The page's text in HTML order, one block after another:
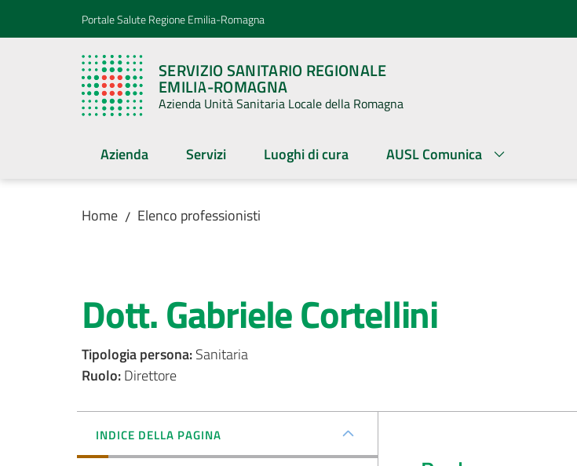
Vai al contenuto
Vai alla navigazionePortale Salute Regione Emilia-Romagna
SERVIZIO SANITARIO REGIONALE
EMILIA-ROMAGNA
Azienda Unità Sanitaria Locale della Romagna
Azienda Servizi Luoghi di cura AUSL Comunica
Home / Elenco professionisti
Dott. Gabriele Cortellini
Tipologia persona:Sanitaria
Ruolo:Direttore
INDICE DELLA PAGINA